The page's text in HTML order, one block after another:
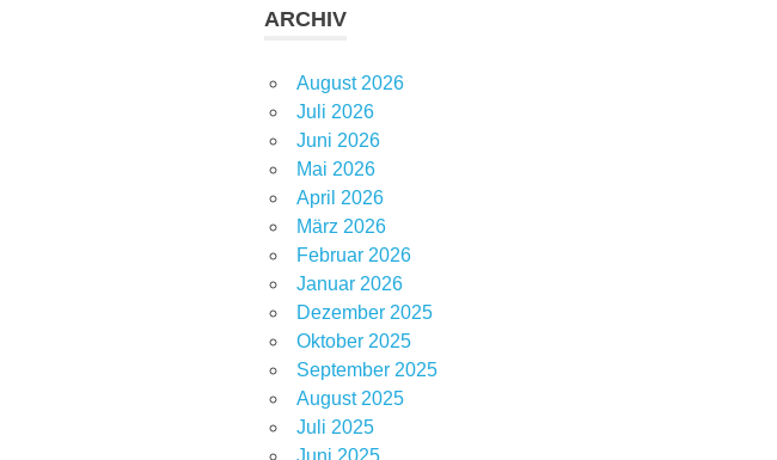
ARCHIV
August 2026
Juli 2026
Juni 2026
Mai 2026
April 2026
März 2026
Februar 2026
Januar 2026
Dezember 2025
Oktober 2025
September 2025
August 2025
Juli 2025
Juni 2025